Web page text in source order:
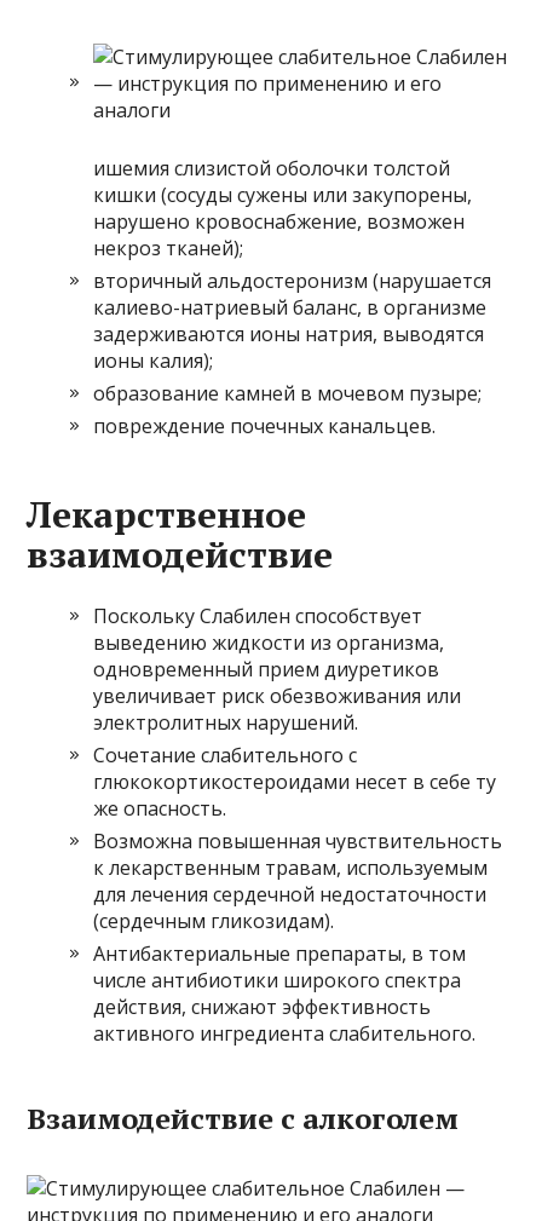
ишемия слизистой оболочки толстой
кишки (сосуды сужены или закупорены,
нарушено кровоснабжение, возможен
некроз тканей);
вторичный альдостеронизм (нарушается
калиево-натриевый баланс, в организме
задерживаются ионы натрия, выводятся
ионы калия);
образование камней в мочевом пузыре;
повреждение почечных канальцев.
Лекарственное
взаимодействие
Поскольку Слабилен способствует
выведению жидкости из организма,
одновременный прием диуретиков
увеличивает риск обезвоживания или
электролитных нарушений.
Сочетание слабительного с
глюкокортикостероидами несет в себе ту
же опасность.
Возможна повышенная чувствительность
к лекарственным травам, используемым
для лечения сердечной недостаточности
(сердечным гликозидам).
Антибактериальные препараты, в том
числе антибиотики широкого спектра
действия, снижают эффективность
активного ингредиента слабительного.
Взаимодействие с алкоголем